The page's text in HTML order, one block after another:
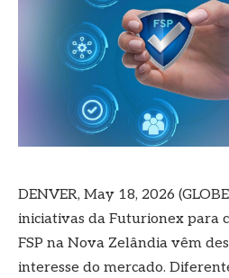
DENVER, May 18, 2026
iniciativas da Futurionex para
FSP na Nova Zelândia vêm
interesse do mercado.